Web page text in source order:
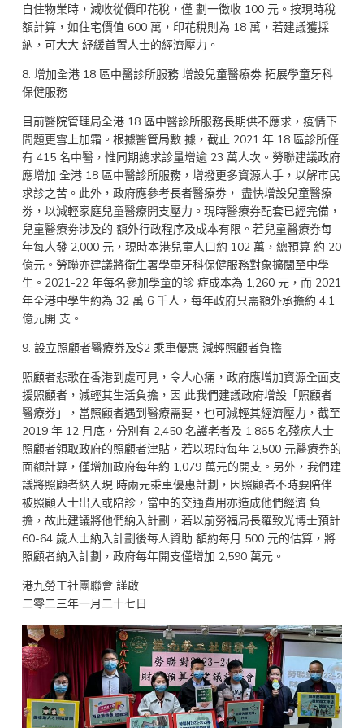
自住物業時，減收從價印花稅，僅 劃一徵收 100 元。按現時稅
額計算，如住宅價值 600 萬，印花稅則為 18 萬，若建議獲採
納，可大大 紓緩首置人士的經濟壓力。
8. 增加全港 18 區中醫診所服務 增設兒童醫療劵 拓展學童牙科
保健服務
目前醫院管理局全港 18 區中醫診所服務長期供不應求，疫情下
問題更雪上加霜。根據醫管局數 據，截止 2021 年 18 區診所僅
有 415 名中醫，惟同期總求診量增逾 23 萬人次。勞聯建議政府
應增加 全港 18 區中醫診所服務，增撥更多資源人手，以解市民
求診之苦。此外，政府應參考長者醫療劵， 盡快增設兒童醫療
劵，以減輕家庭兒童醫療開支壓力。現時醫療券配套已經完備，
兒童醫療劵涉及的 額外行政程序及成本有限。若兒童醫療券每
年每人發 2,000 元，現時本港兒童人口約 102 萬，總預算 約 20
億元。勞聯亦建議將衛生署學童牙科保健服務對象擴闊至中學
生。2021-22 年每名參加學童的診 症成本為 1,260 元，而 2021
年全港中學生約為 32 萬 6 千人，每年政府只需額外承擔約 4.1
億元開 支。
9. 設立照顧者醫療券及$2 乘車優惠 減輕照顧者負擔
照顧者悲歌在香港到處可見，令人心痛，政府應增加資源全面支
援照顧者，減輕其生活負擔，因 此我們建議政府增設「照顧者
醫療券」，當照顧者遇到醫療需要，也可減輕其經濟壓力，截至
2019 年 12 月底，分別有 2,450 名護老者及 1,865 名殘疾人士
照顧者領取政府的照顧者津貼，若以現時每年 2,500 元醫療券的
面額計算，僅增加政府每年約 1,079 萬元的開支。另外，我們建
議將照顧者納入現 時兩元乘車優惠計劃，因照顧者不時要陪伴
被照顧人士出入或陪診，當中的交通費用亦造成他們經濟 負
擔，故此建議將他們納入計劃，若以前勞福局長羅致光博士預計
60-64 歲人士納入計劃後每人資助 額約每月 500 元的估算，將
照顧者納入計劃，政府每年開支僅增加 2,590 萬元。
港九勞工社團聯會 謹啟
二零二三年一月二十七日